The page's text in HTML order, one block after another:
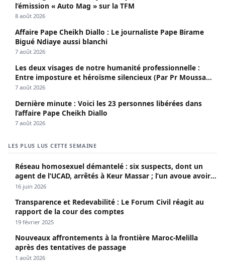
l’émission « Auto Mag » sur la TFM
8 août 2026
Affaire Pape Cheikh Diallo : Le journaliste Pape Birame
Bigué Ndiaye aussi blanchi
7 août 2026
Les deux visages de notre humanité professionnelle :
Entre imposture et héroïsme silencieux (Par Pr Moussa
Seydi)
7 août 2026
Dernière minute : Voici les 23 personnes libérées dans
l’affaire Pape Cheikh Diallo
7 août 2026
LES PLUS LUS CETTE SEMAINE
Réseau homosexuel démantelé : six suspects, dont un
agent de l’UCAD, arrêtés à Keur Massar ; l’un avoue avoir
propagé le VIH depuis 2018
16 juin 2026
Transparence et Redevabilité : Le Forum Civil réagit au
rapport de la cour des comptes
19 février 2025
Nouveaux affrontements à la frontière Maroc-Melilla
après des tentatives de passage
1 août 2026